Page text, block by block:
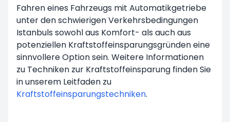
Fahren eines Fahrzeugs mit Automatikgetriebe
unter den schwierigen Verkehrsbedingungen
Istanbuls sowohl aus Komfort- als auch aus
potenziellen Kraftstoffeinsparungsgründen eine
sinnvollere Option sein. Weitere Informationen
zu Techniken zur Kraftstoffeinsparung finden Sie
in unserem Leitfaden zu
Kraftstoffeinsparungstechniken.